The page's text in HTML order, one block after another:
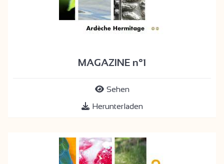
MAGAZINE n°1
Sehen
Herunterladen